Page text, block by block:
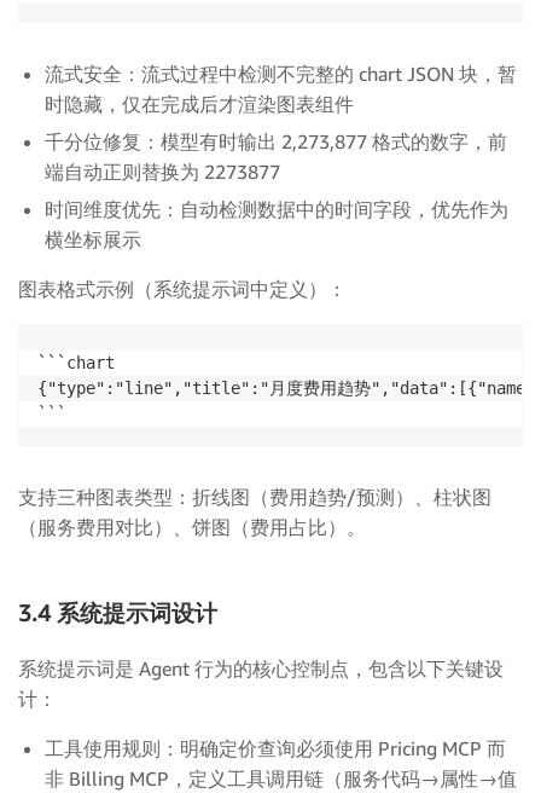
流式安全：流式过程中检测不完整的 chart JSON 块，暂
时隐藏，仅在完成后才渲染图表组件
千分位修复：模型有时输出 2,273,877 格式的数字，前
端自动正则替换为 2273877
时间维度优先：自动检测数据中的时间字段，优先作为
横坐标展示
图表格式示例（系统提示词中定义）：
```chart
{"type":"line","title":"月度费用趋势
支持三种图表类型：折线图（费用趋势/预测）、柱状图
（服务费用对比）、饼图（费用占比）。
3.4 系统提示词设计
系统提示词是 Agent 行为的核心控制点，包含以下关键设
计：
工具使用规则：明确定价查询必须使用 Pricing MCP 而
非 Billing MCP，定义工具调用链（服务代码→属性→值